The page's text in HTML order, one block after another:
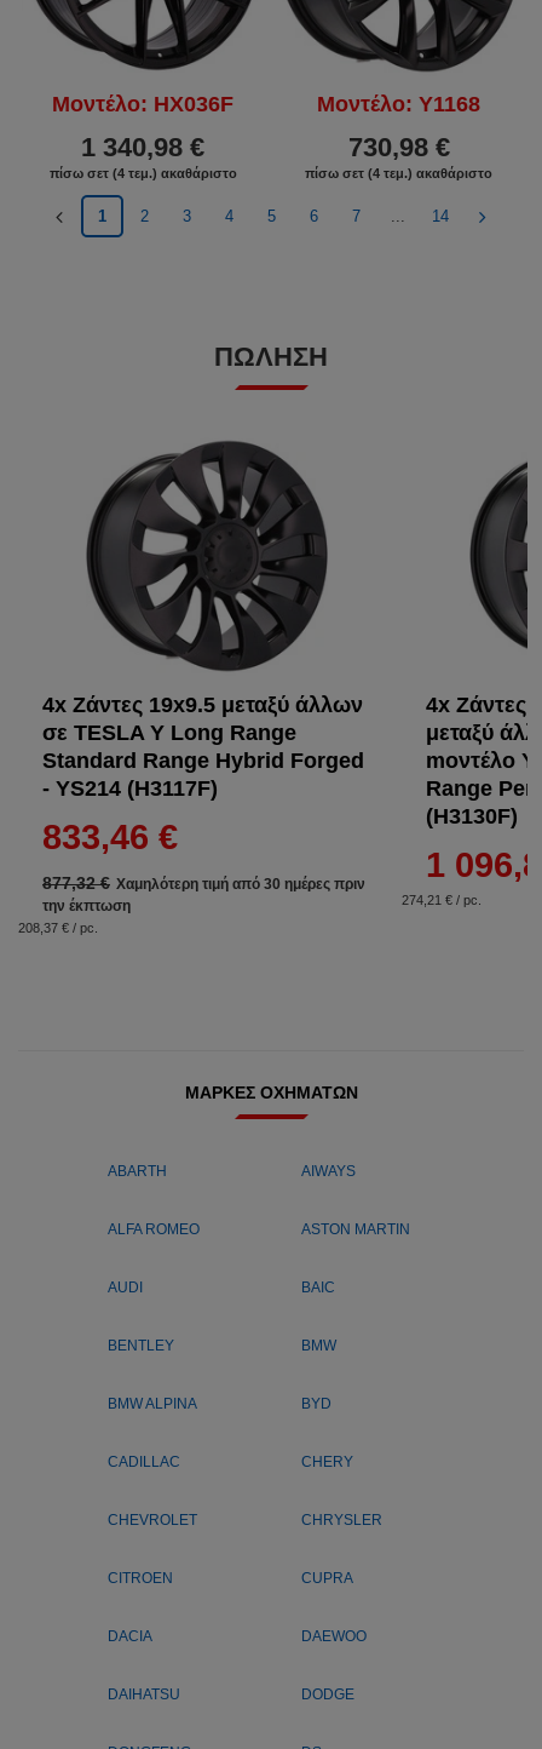
Μοντέλο: HX036F
1 340,98 €
πίσω σετ (4 τεμ.) ακαθάριστο
Μοντέλο: Y1168
730,98 €
πίσω σετ (4 τεμ.) ακαθάριστο
1 2 3 4 5 6 7 14
ΠΏΛΗΣΗ
4x Ζάντες 19x9.5 μεταξύ άλλων
σε TESLA Y Long Range
Standard Range Hybrid Forged
- YS214 (H3117F)
877,32 € Χαμηλότερη τιμή από 30 ημέρες πριν
την έκπτωση
833,46 €
208,37 € / pc.
4x Ζάντες
μεταξύ
mοντέλο
Range
(H3130F)
1
274,21 € / pc.
ΜΆΡΚΕΣ ΟΧΗΜΆΤΩΝ
ABARTH AIWAYS
ALFA ROMEO ASTON MARTIN
AUDI BAIC
BENTLEY BMW
BMW ALPINA BYD
CADILLAC CHERY
CHEVROLET CHRYSLER
CITROEN CUPRA
DACIA DAEWOO
DAIHATSU DODGE